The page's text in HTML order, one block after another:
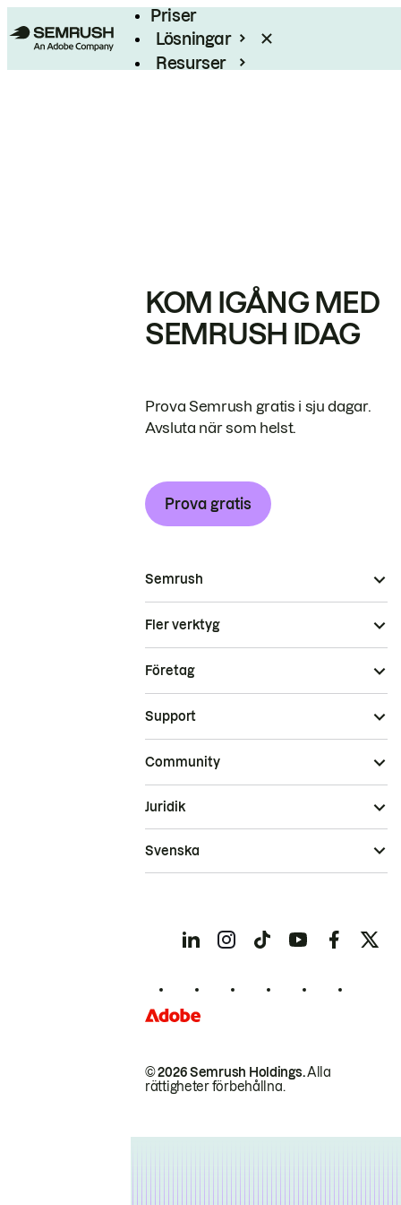
Priser
Lösningar
Resurser
KOM IGÅNG MED
SEMRUSH IDAG
Prova Semrush gratis i sju dagar.
Avsluta när som helst.
Prova gratis
Semrush
Fler verktyg
Företag
Support
Community
© 2026 Semrush Holdings.Alla
rättigheter förbehållna.
Juridik
Svenska